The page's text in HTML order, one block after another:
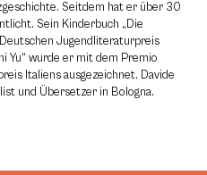
Seitdem hat er über 30
Sein Kinderbuch „Die
Jugendliteraturpreis
Yu“ wurde er mit dem Premio
Italiens ausgezeichnet. Davide
und Übersetzer in Bologna.